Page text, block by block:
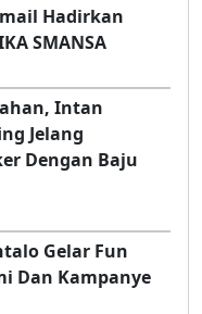
Hadirkan
SMANSA
Intan
Jelang
Dengan Baju